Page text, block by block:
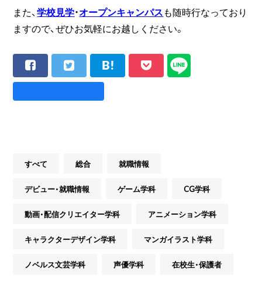
また、学校見学・オープンキャンパスも随時行なっており
ますので、ぜひお気軽にお越しください。
すべて 総合 就職情報
デビュー・就職情報 ゲーム学科 CG学科
動画・配信クリエイター学科 アニメーション学科
キャラクターデザイン学科 マンガイラスト学科
ノベルス文芸学科 声優学科 在校生・保護者